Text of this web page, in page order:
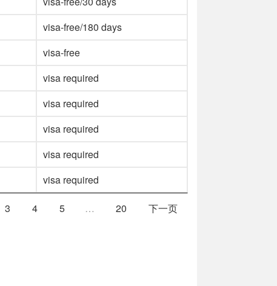
visa-free/180 days
visa-free
visa required
visa required
visa required
visa required
visa required
3 4 5 … 20 下一页